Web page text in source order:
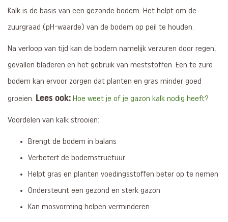
Kalk is de basis van een gezonde bodem. Het helpt om de
zuurgraad (pH-waarde) van de bodem op peil te houden.
Na verloop van tijd kan de bodem namelijk verzuren door regen,
gevallen bladeren en het gebruik van meststoffen. Een te zure
bodem kan ervoor zorgen dat planten en gras minder goed
groeien. Lees ook: Hoe weet je of je gazon kalk nodig heeft?
Voordelen van kalk strooien:
Brengt de bodem in balans
Verbetert de bodemstructuur
Helpt gras en planten voedingsstoffen beter op te nemen
Ondersteunt een gezond en sterk gazon
Kan mosvorming helpen verminderen